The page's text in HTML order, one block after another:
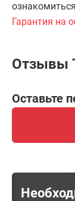
Гарантия на
Отзывы
Оставьте